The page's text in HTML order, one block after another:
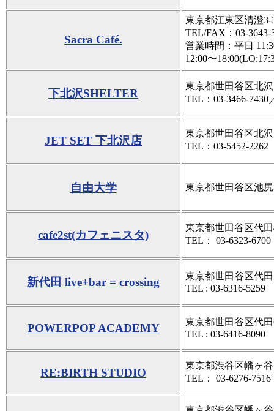
Sacra Café.
東京都江東区清澄3-
TEL/FAX：03-3643-
営業時間：平日
12:00〜
下北沢SHELTER
東京都世田谷区北
TEL：03-3466-7430
JET SET 下北沢店
東京都世田谷区北
TEL：03-5452-
自由大学 東京都世田谷区池
cafe2st(カフェニスタ)
東京都世田谷区代田
TEL： 03-6323-6700
新代田 live+bar = crossing
東京都世田谷区代田
TEL : 03-6316-5259
POWERPOP ACADEMY
東京都世田谷区代田
TEL : 03-6416-8090
RE:BIRTH STUDIO
東京都渋谷区幡ヶ
TEL： 03-6276-7516